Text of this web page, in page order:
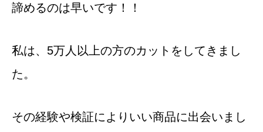
諦めるのは早いです！！
私は、5万人以上の方のカットをしてきまし
た。
その経験や検証によりいい商品に出会いまし